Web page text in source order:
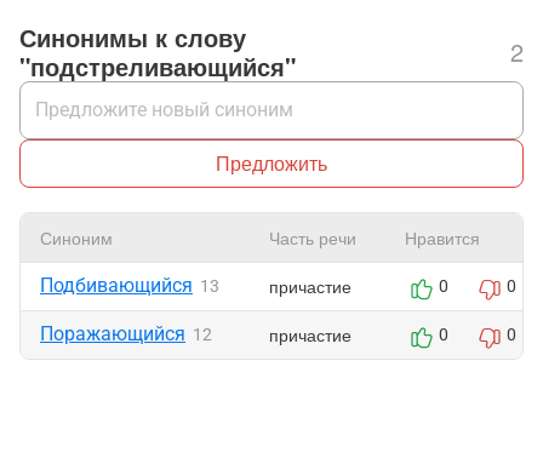
Синонимы к слову
"подстреливающийся"
2
Предложить
Синоним Часть речи Нравится
Подбивающийся 13 причастие 0 0
Поражающийся 12 причастие 0 0